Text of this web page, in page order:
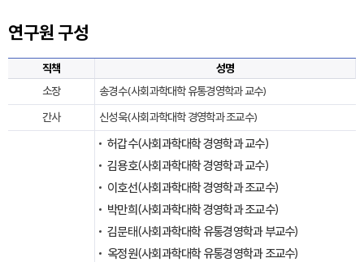
연구원 구성
직책
성명
소장
송경수(사회과학대학 유통경영학과 교수)
간사
신성욱(사회과학대학 경영학과 조교수)
허갑수(사회과학대학 경영학과 교수)
김용호(사회과학대학 경영학과 교수)
이호선(사회과학대학 경영학과 조교수)
박만희(사회과학대학 경영학과 조교수)
김문태(사회과학대학 유통경영학과 부교수)
옥정원(사회과학대학 유통경영학과 조교수)